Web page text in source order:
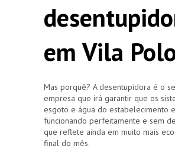
em Vila
Mas porquê? A desentupidora é o
empresa que irá garantir que os
esgoto e água do estabelecimento
funcionando perfeitamente e sem
que reflete ainda em muito mais
final do mês.